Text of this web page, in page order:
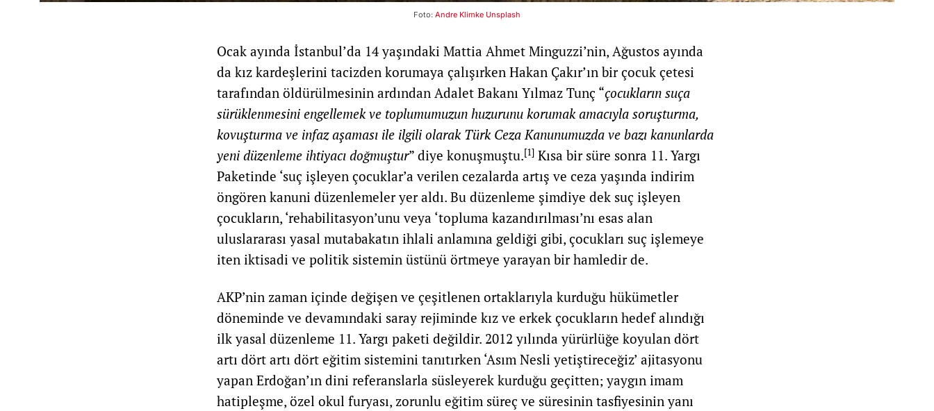
Foto: Andre Klimke Unsplash
Ocak ayında İstanbul’da 14 yaşındaki Mattia Ahmet Minguzzi’nin, Ağustos ayında
da kız kardeşlerini tacizden korumaya çalışırken Hakan Çakır’ın bir çocuk çetesi
tarafından öldürülmesinin ardından Adalet Bakanı Yılmaz Tunç “çocukların suça
sürüklenmesini engellemek ve toplumumuzun huzurunu korumak amacıyla soruşturma,
kovuşturma ve infaz aşaması ile ilgili olarak Türk Ceza Kanunumuzda ve bazı kanunlarda
yeni düzenleme ihtiyacı doğmuştur” diye konuşmuştu.[1] Kısa bir süre sonra 11. Yargı
Paketinde ‘suç işleyen çocuklar’a verilen cezalarda artış ve ceza yaşında indirim
öngören kanuni düzenlemeler yer aldı. Bu düzenleme şimdiye dek suç işleyen
çocukların, ‘rehabilitasyon’unu veya ‘topluma kazandırılması’nı esas alan
uluslararası yasal mutabakatın ihlali anlamına geldiği gibi, çocukları suç işlemeye
iten iktisadi ve politik sistemin üstünü örtmeye yarayan bir hamledir de.
AKP’nin zaman içinde değişen ve çeşitlenen ortaklarıyla kurduğu hükümetler
döneminde ve devamındaki saray rejiminde kız ve erkek çocukların hedef alındığı
ilk yasal düzenleme 11. Yargı paketi değildir. 2012 yılında yürürlüğe koyulan dört
artı dört artı dört eğitim sistemini tanıtırken ‘Asım Nesli yetiştireceğiz’ ajitasyonu
yapan Erdoğan’ın dini referanslarla süsleyerek kurduğu geçitten; yaygın imam
hatipleşme, özel okul furyası, zorunlu eğitim süreç ve süresinin tasfiyesinin yanı